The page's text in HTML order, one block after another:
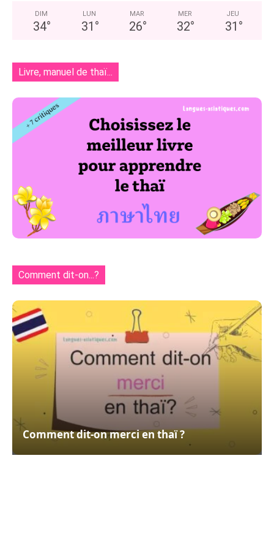
DIM
34°
LUN
31 °
MAR
26°
MER
32°
JEU
31 °
Livre, manuel de thaï...
Comment dit-on...?
Comment dit-on merci en thaï ?